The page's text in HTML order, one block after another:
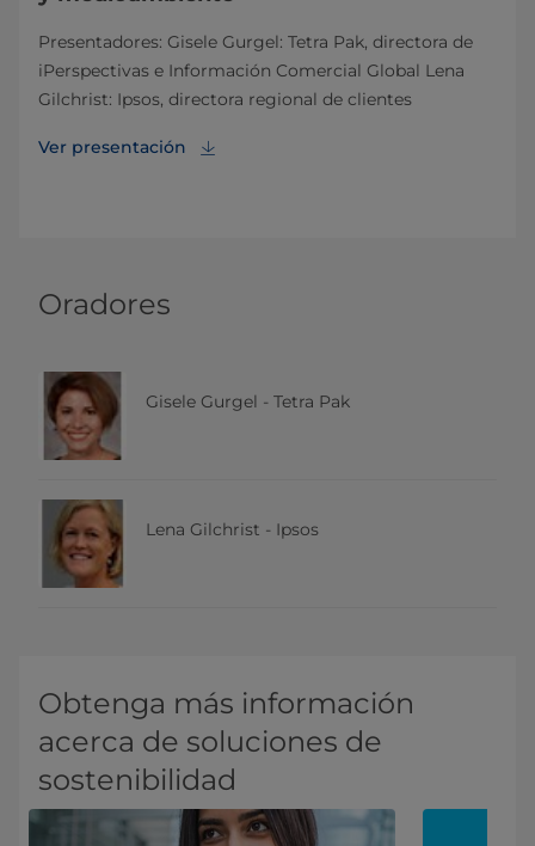
Presentadores: Gisele Gurgel: Tetra Pak, directora de
iPerspectivas e Información Comercial Global Lena
Gilchrist: Ipsos, directora regional de clientes
Ver presentación
Oradores
Gisele Gurgel - Tetra Pak
Lena Gilchrist - Ipsos
Obtenga más información
acerca de soluciones de
sostenibilidad